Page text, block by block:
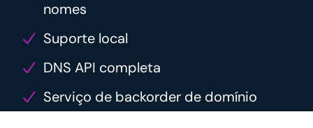
nomes
Suporte local
DNS API completa
Serviço de backorder de domínio